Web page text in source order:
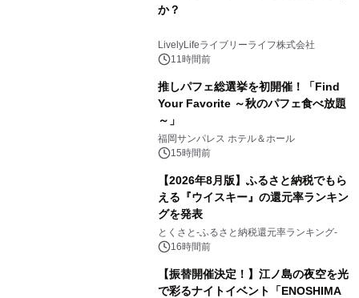
か？
LivelyLifeライブリーライフ株式会社
11時間前
推しパフェ総選挙を初開催！「Find
Your Favorite ～秋のパフェ食べ放題
～」
福岡サンパレス ホテル＆ホール
15時間前
【2026年8月版】ふるさと納税でもら
える『ウイスキー』の還元率ランキン
グを発表
とくさと-ふるさと納税還元率ランキング-
16時間前
【振替開催決定！】江ノ島の夜空を光
で彩るナイトイベント「ENOSHIMA